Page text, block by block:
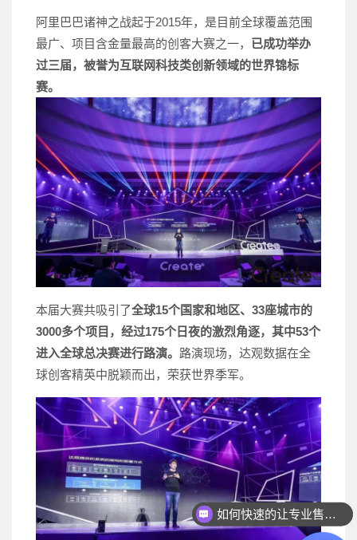
阿里巴巴诸神之战起于2015年，是目前全球覆盖范围
最广、项目含金量最高的创客大赛之一， 已成功举办
过三届，被誉为互联网科技类创新领域的世界锦标
赛。
本届大赛共吸引了全球15个国家和地区、33座城市的
3000多个项目，经过175个日夜的激烈角逐，其中53个
进入全球总决赛进行路演。 路演现场，达观数据在全
球创客精英中脱颖而出，荣获世界季军。
如何快速的让专业售前联系我？